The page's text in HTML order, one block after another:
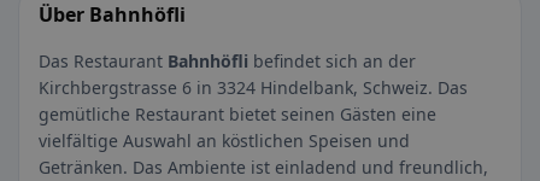
Über Bahnhöfli
Das Restaurant Bahnhöfli befindet sich an der
Kirchbergstrasse 6 in 3324 Hindelbank, Schweiz. Das
gemütliche Restaurant bietet seinen Gästen eine
vielfältige Auswahl an köstlichen Speisen und
Getränken. Das Ambiente ist einladend und freundlich,